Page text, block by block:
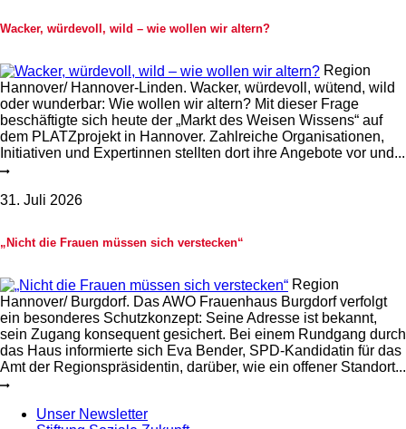
Wacker, würdevoll, wild – wie wollen wir altern?
Region
Hannover/ Hannover-Linden. Wacker, würdevoll, wütend, wild
oder wunderbar: Wie wollen wir altern? Mit dieser Frage
beschäftigte sich heute der „Markt des Weisen Wissens“ auf
dem PLATZprojekt in Hannover. Zahlreiche Organisationen,
Initiativen und Expertinnen stellten dort ihre Angebote vor und...
31. Juli 2026
„Nicht die Frauen müssen sich verstecken“
Region
Hannover/ Burgdorf. Das AWO Frauenhaus Burgdorf verfolgt
ein besonderes Schutzkonzept: Seine Adresse ist bekannt,
sein Zugang konsequent gesichert. Bei einem Rundgang durch
das Haus informierte sich Eva Bender, SPD-Kandidatin für das
Amt der Regionspräsidentin, darüber, wie ein offener Standort...
Unser Newsletter